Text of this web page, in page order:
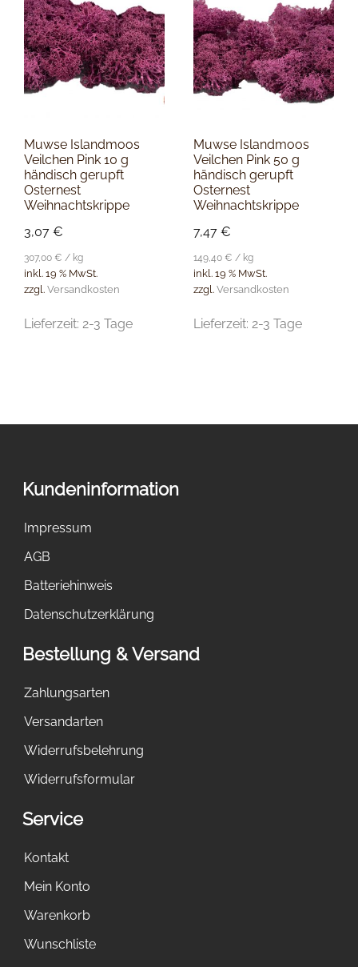
Muwse Islandmoos
Veilchen Pink 10 g
händisch gerupft
Osternest
Weihnachtskrippe
3,07 €
307,00 € / kg
inkl. 19 % MwSt.
zzgl. Versandkosten
Lieferzeit: 2-3 Tage
Muwse Islandmoos
Veilchen Pink 50 g
händisch gerupft
Osternest
Weihnachtskrippe
7,47€
149,40€ / kg
inkl. 19 % MwSt.
zzgl.Versandkosten
Lieferzeit: 2-3 Tage
Kundeninformation
Impressum
AGB
Batteriehinweis
Datenschutzerklärung
Bestellung & Versand
Zahlungsarten
Versandarten
Widerrufsbelehrung
Widerrufsformular
Service
Kontakt
Mein Konto
Warenkorb
Wunschliste